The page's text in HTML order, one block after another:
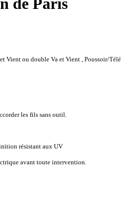
de Paris
Vient ou double Va et Vient , Poussoir/
les fils sans outil.
résistant aux UV
avant toute intervention.